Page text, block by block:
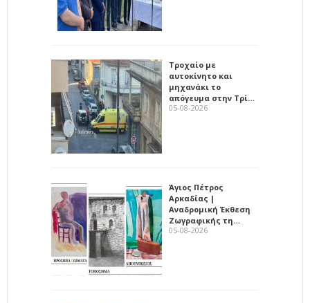
Τροχαίο με
αυτοκίνητο και
μηχανάκι το
απόγευμα στην Τρί…
05-08-2026
Άγιος Πέτρος
Αρκαδίας |
Αναδρομική Έκθεση
Ζωγραφικής τη…
05-08-2026